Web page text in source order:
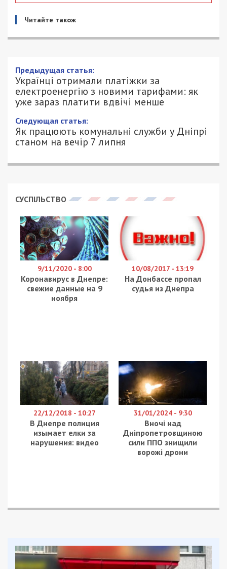
Читайте також
Предыдущая статья:
Українці отримали платіжки за
електроенергію з новими тарифами: як
уже зараз платити вдвічі менше
Следующая статья:
Як працюють комунальні служби у Дніпрі
станом на вечір 7 липня
СУСПІЛЬСТВО
9/11/2020 - 8:00
Коронавирус в Днепре:
свежие данные на 9
ноября
10/08/2017 - 13:19
На Донбассе пропал
судья из Днепра
22/12/2018 - 10:27
В Днепре полиция
изымает елки за
нарушения: видео
31/01/2024 - 9:30
Вночі над
Дніпропетровщиною
сили ППО знищили
ворожі дрони